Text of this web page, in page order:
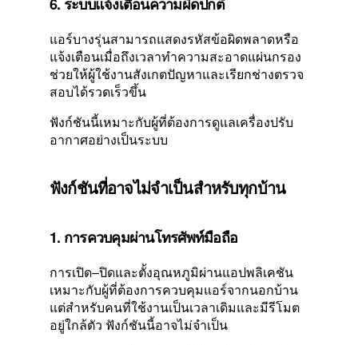
แอร์บางรุ่นสามารถแสดงรหัสข้อผิดพลาดหรือ
แจ้งเตือนเมื่อถึงเวลาทำความสะอาดแผ่นกรอง
ช่วยให้ผู้ใช้งานสังเกตปัญหาและเรียกช่างตรวจ
สอบได้รวดเร็วขึ้น
ฟังก์ชันนี้เหมาะกับผู้ที่ต้องการดูแลเครื่องปรับ
อากาศอย่างเป็นระบบ
ฟังก์ชันที่อาจไม่จำเป็นสำหรับทุกบ้าน
1. การควบคุมผ่านโทรศัพท์มือถือ
การเปิด–ปิดและตั้งอุณหภูมิผ่านแอปพลิเคชัน
เหมาะกับผู้ที่ต้องการควบคุมแอร์จากนอกบ้าน
แต่สำหรับคนที่ใช้งานเป็นเวลาเดิมและมีรีโมต
อยู่ใกล้ตัว ฟังก์ชันนี้อาจไม่จำเป็น